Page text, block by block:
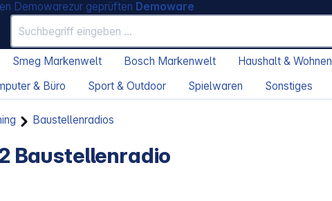
zur geprüften Demoware
Smeg Markenwelt Bosch Markenwelt Haushalt & Wohnen
& Büro Sport & Outdoor Spielwaren Sonstiges
Baustellenradios
Baustellenradio